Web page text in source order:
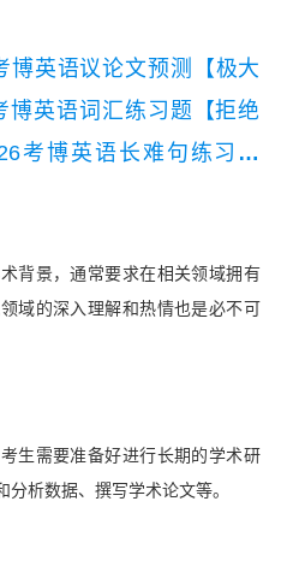
博英语议论文预测【极大
博英语词汇练习题【拒绝
考博英语长难句练习题
背景，通常要求在相关领域拥有
域的深入理解和热情也是必不可
生需要准备好进行长期的学术研
析数据、撰写学术论文等。